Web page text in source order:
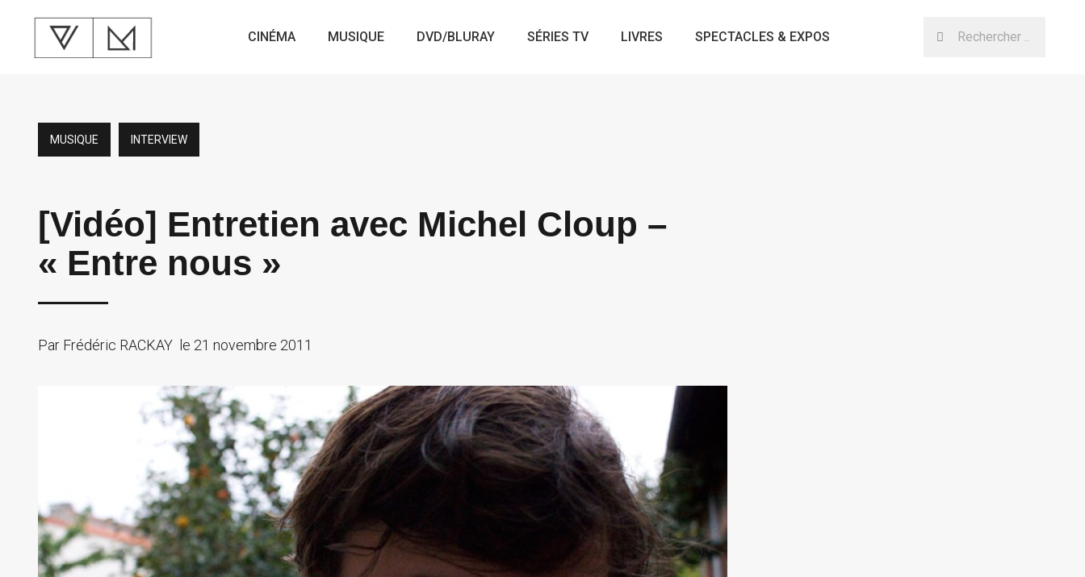
CINÉMA MUSIQUE DVD/BLURAY SÉRIES TV LIVRES SPECTACLES & EXPOS
MUSIQUE INTERVIEW
[Vidéo] Entretien avec Michel Cloup –
« Entre nous »
Par Frédéric RACKAY le 21 novembre 2011